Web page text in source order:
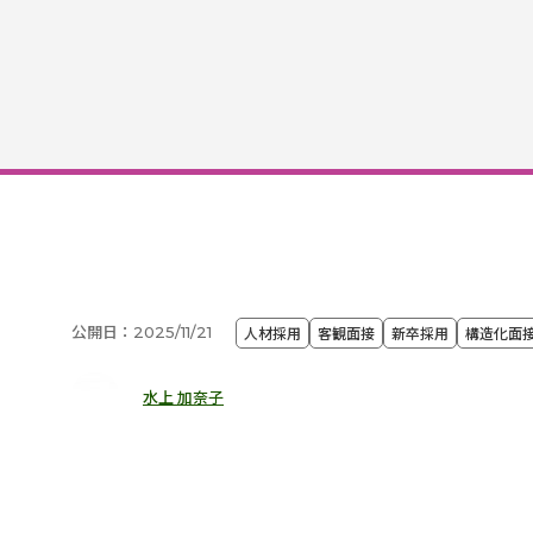
公開日：2025/11/21 人材採用 客観面接 新卒採用 構造化面
水上 加奈子